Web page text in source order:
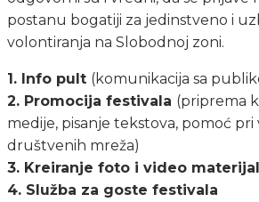
postanu bogatiji za jedinstveno i
volontiranja na Slobodnoj zoni.
1. Info pult (komunikacija sa
2. Promocija festivala (priprema
medije, pisanje tekstova, pomoć
društvenih mreža)
3. Kreiranje foto i video
4. Služba za goste festivala